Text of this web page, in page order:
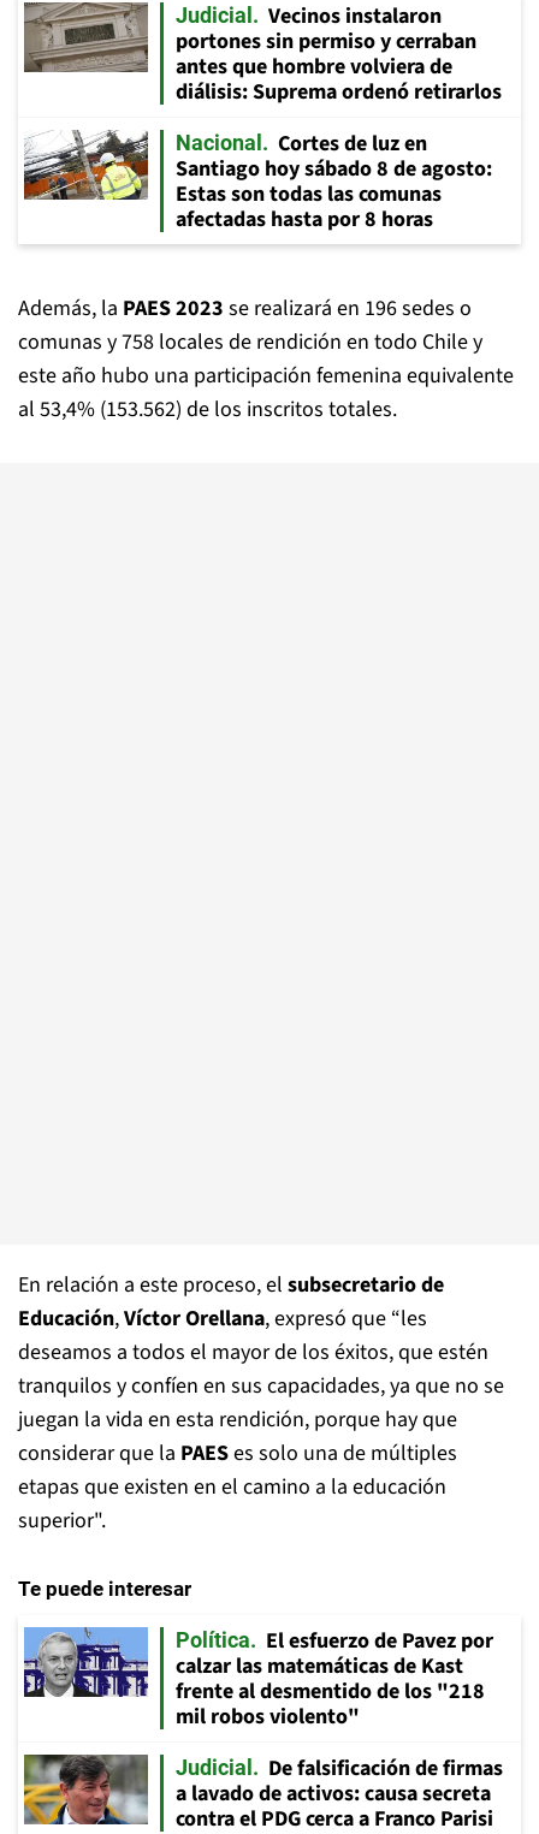
Judicial
Vecinos instalaron
portones sin permiso y cerraban
antes que hombre volviera de
diálisis: Suprema ordenó retirarlos
Nacional
Cortes de luz en
Santiago hoy sábado 8 de agosto:
Estas son todas las comunas
afectadas hasta por 8 horas
Además, la PAES 2023 se realizará en 196 sedes o
comunas y 758 locales de rendición en todo Chile y
este año hubo una participación femenina equivalente
al 53,4% (153.562) de los inscritos totales.
En relación a este proceso, el subsecretario de
Educación,Víctor Orellana, expresó que “les
deseamos a todos el mayor de los éxitos, que estén
tranquilos y confíen en sus capacidades, ya que no se
juegan la vida en esta rendición, porque hay que
considerar que la PAESes solo una de múltiples
etapas que existen en el camino a la educación
superior".
Te puede interesar
Política
El esfuerzo de Pavez por
calzar las matemáticas de Kast
frente al desmentido de los "218
mil robos violento"
Judicial
De falsificación de firmas
a lavado de activos: causa secreta
contra el PDG cerca a Franco Parisi